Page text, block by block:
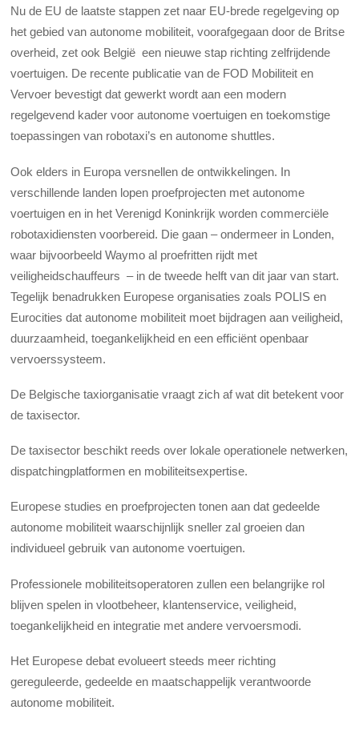
Nu de EU de laatste stappen zet naar EU-brede regelgeving op
het gebied van autonome mobiliteit, voorafgegaan door de Britse
overheid, zet ook België een nieuwe stap richting zelfrijdende
voertuigen. De recente publicatie van de FOD Mobiliteit en
Vervoer bevestigt dat gewerkt wordt aan een modern
regelgevend kader voor autonome voertuigen en toekomstige
toepassingen van robotaxi’s en autonome shuttles.
Ook elders in Europa versnellen de ontwikkelingen. In
verschillende landen lopen proefprojecten met autonome
voertuigen en in het Verenigd Koninkrijk worden commerciële
robotaxidiensten voorbereid. Die gaan – ondermeer in Londen,
waar bijvoorbeeld Waymo al proefritten rijdt met
veiligheidschauffeurs – in de tweede helft van dit jaar van start.
Tegelijk benadrukken Europese organisaties zoals POLIS en
Eurocities dat autonome mobiliteit moet bijdragen aan veiligheid,
duurzaamheid, toegankelijkheid en een efficiënt openbaar
vervoerssysteem.
De Belgische taxiorganisatie vraagt zich af wat dit betekent voor
de taxisector.
De taxisector beschikt reeds over lokale operationele netwerken,
dispatchingplatformen en mobiliteitsexpertise.
Europese studies en proefprojecten tonen aan dat gedeelde
autonome mobiliteit waarschijnlijk sneller zal groeien dan
individueel gebruik van autonome voertuigen.
Professionele mobiliteitsoperatoren zullen een belangrijke rol
blijven spelen in vlootbeheer, klantenservice, veiligheid,
toegankelijkheid en integratie met andere vervoersmodi.
Het Europese debat evolueert steeds meer richting
gereguleerde, gedeelde en maatschappelijk verantwoorde
autonome mobiliteit.